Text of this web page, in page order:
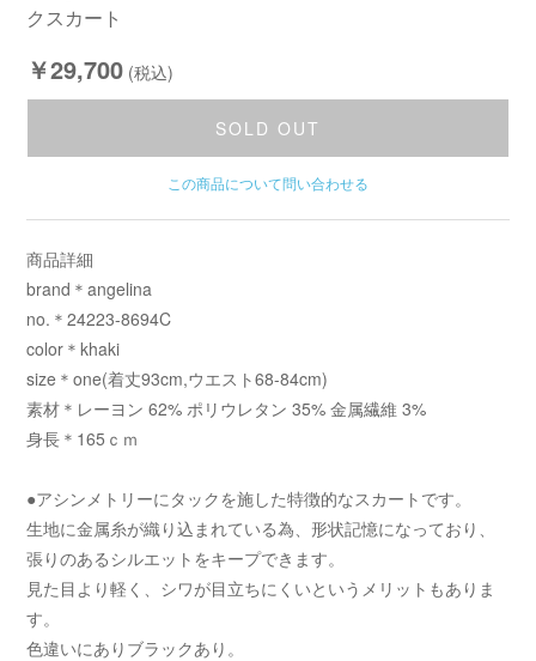
クスカート
￥29,700 (税込)
SOLD OUT
この商品について問い合わせる
商品詳細
brand＊angelina
no.＊24223-8694C
color＊khaki
size＊one(着丈93cm,ウエスト68-84cm)
素材＊レーヨン 62% ポリウレタン 35% 金属繊維 3%
身長＊165ｃｍ
●アシンメトリーにタックを施した特徴的なスカートです。
生地に金属糸が織り込まれている為、形状記憶になっており、
張りのあるシルエットをキープできます。
見た目より軽く、シワが目立ちにくいというメリットもありま
す。
色違いにありブラックあり。